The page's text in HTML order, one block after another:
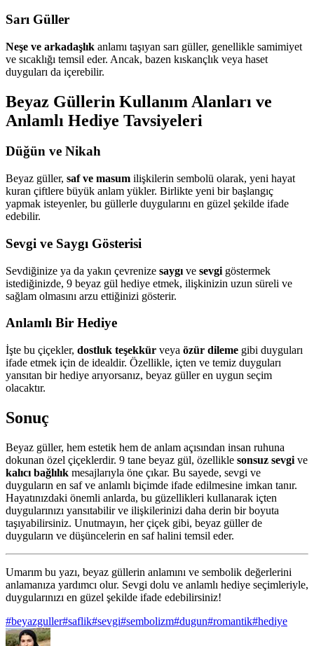
Sarı Güller
Neşe ve arkadaşlık anlamı taşıyan sarı güller, genellikle samimiyet
ve sıcaklığı temsil eder. Ancak, bazen kıskançlık veya haset
duyguları da içerebilir.
Beyaz Güllerin Kullanım Alanları ve
Anlamlı Hediye Tavsiyeleri
Düğün ve Nikah
Beyaz güller, saf ve masum ilişkilerin sembolü olarak, yeni hayat
kuran çiftlere büyük anlam yükler. Birlikte yeni bir başlangıç
yapmak isteyenler, bu güllerle duygularını en güzel şekilde ifade
edebilir.
Sevgi ve Saygı Gösterisi
Sevdiğinize ya da yakın çevrenize saygı ve sevgi göstermek
istediğinizde, 9 beyaz gül hediye etmek, ilişkinizin uzun süreli ve
sağlam olmasını arzu ettiğinizi gösterir.
Anlamlı Bir Hediye
İşte bu çiçekler, dostluk teşekkür veya özür dileme gibi duyguları
ifade etmek için de idealdir. Özellikle, içten ve temiz duyguları
yansıtan bir hediye arıyorsanız, beyaz güller en uygun seçim
olacaktır.
Sonuç
Beyaz güller, hem estetik hem de anlam açısından insan ruhuna
dokunan özel çiçeklerdir. 9 tane beyaz gül, özellikle sonsuz sevgi ve
kalıcı bağlılık mesajlarıyla öne çıkar. Bu sayede, sevgi ve
duyguların en saf ve anlamlı biçimde ifade edilmesine imkan tanır.
Hayatınızdaki önemli anlarda, bu güzellikleri kullanarak içten
duygularınızı yansıtabilir ve ilişkilerinizi daha derin bir boyuta
taşıyabilirsiniz. Unutmayın, her çiçek gibi, beyaz güller de
duyguların ve düşüncelerin en saf halini temsil eder.
Umarım bu yazı, beyaz güllerin anlamını ve sembolik değerlerini
anlamanıza yardımcı olur. Sevgi dolu ve anlamlı hediye seçimleriyle,
duygularınızı en güzel şekilde ifade edebilirsiniz!
#beyazguller#saflik#sevgi#sembolizm#dugun#romantik#hediye